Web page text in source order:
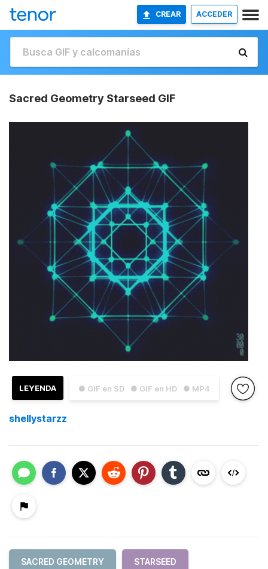
CREAR ACCEDER
Sacred Geometry Starseed GIF
● GIF en SD ● GIF en HD ● MP4
LEYENDA
shellystarzz
SACRED GEOMETRY STARSEED